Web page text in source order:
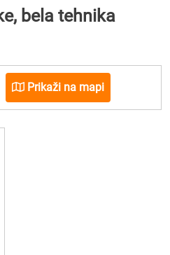
bela tehnika
Prikaži na mapi